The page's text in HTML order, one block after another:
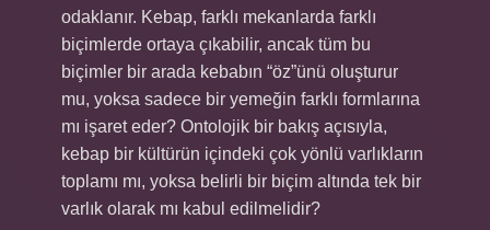
odaklanır. Kebap, farklı mekanlarda farklı
biçimlerde ortaya çıkabilir, ancak tüm bu
biçimler bir arada kebabın “öz”ünü oluşturur
mu, yoksa sadece bir yemeğin farklı formlarına
mı işaret eder? Ontolojik bir bakış açısıyla,
kebap bir kültürün içindeki çok yönlü varlıkların
toplamı mı, yoksa belirli bir biçim altında tek bir
varlık olarak mı kabul edilmelidir?